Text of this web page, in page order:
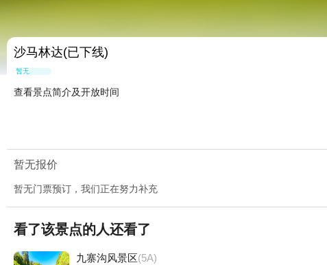
沙马林达(已下线)
暂无点评
查看景点简介及开放时间
暂无报价
暂无门票预订，我们正在努力补充
看了该景点的人还看了
九寨沟风景区(5A)